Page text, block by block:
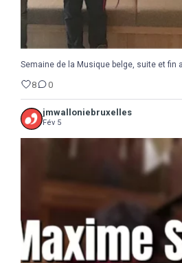
Semaine de la Musique belge, suite et fin
8 0
jmwalloniebruxelles
Fév 5
Il ne reste que 10 jours pour